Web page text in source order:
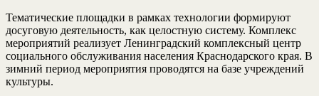
Тематические площадки в рамках технологии формируют
досуговую деятельность, как целостную систему. Комплекс
мероприятий реализует Ленинградский комплексный центр
социального обслуживания населения Краснодарского края. В
зимний период мероприятия проводятся на базе учреждений
культуры.